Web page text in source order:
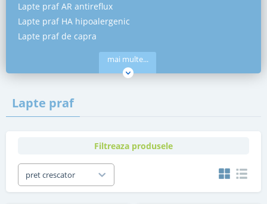
Lapte praf AR antireflux
Lapte praf HA hipoalergenic
Lapte praf de capra
mai multe...
Lapte praf
Filtreaza produsele
pret crescator